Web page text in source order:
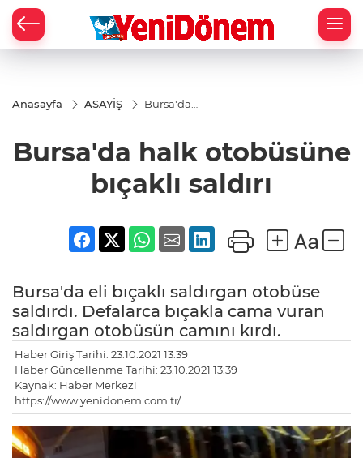
Anasayfa ASAYİŞ
Bursa'da
bıçaklı
saldırı
Bursa'da halk otobüsüne
bıçaklı saldırı
Bursa'da eli bıçaklı saldırgan otobüse
saldırdı. Defalarca bıçakla cama vuran
saldırgan otobüsün camını kırdı.
Haber Giriş Tarihi: 23.10.2021 13:39
Haber Güncellenme Tarihi: 23.10.2021 13:39
Kaynak: Haber Merkezi
https://www.yenidonem.com.tr/